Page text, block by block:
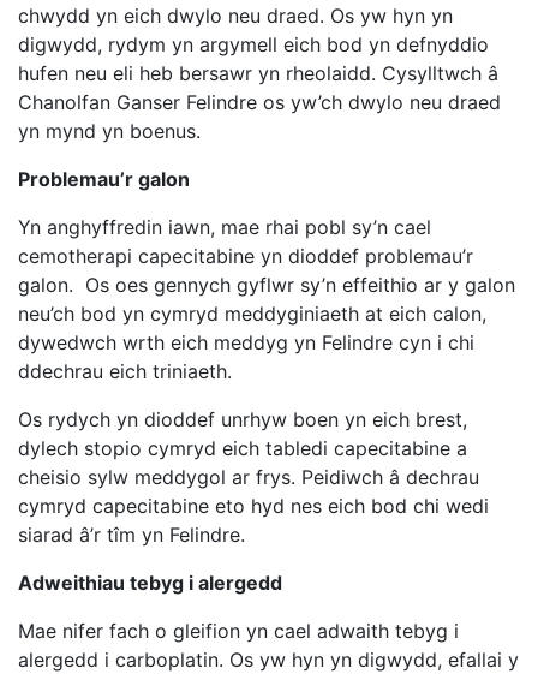
chwydd yn eich dwylo neu draed. Os yw hyn yn
digwydd, rydym yn argymell eich bod yn defnyddio
hufen neu eli heb bersawr yn rheolaidd. Cysylltwch â
Chanolfan Ganser Felindre os yw’ch dwylo neu draed
yn mynd yn boenus.
Problemau’r galon
Yn anghyffredin iawn, mae rhai pobl sy’n cael
cemotherapi capecitabine yn dioddef problemau’r
galon. Os oes gennych gyflwr sy’n effeithio ar y galon
neu’ch bod yn cymryd meddyginiaeth at eich calon,
dywedwch wrth eich meddyg yn Felindre cyn i chi
ddechrau eich triniaeth.
Os rydych yn dioddef unrhyw boen yn eich brest,
dylech stopio cymryd eich tabledi capecitabine a
cheisio sylw meddygol ar frys. Peidiwch â dechrau
cymryd capecitabine eto hyd nes eich bod chi wedi
siarad â’r tîm yn Felindre.
Adweithiau tebyg i alergedd
Mae nifer fach o gleifion yn cael adwaith tebyg i
alergedd i carboplatin. Os yw hyn yn digwydd, efallai y